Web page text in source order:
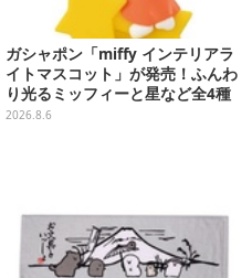
ガシャポン「miffy インテリアラ
イトマスコット」が発売！ふんわ
り光るミッフィーと星など全4種
ラインナップ
2026.8.6